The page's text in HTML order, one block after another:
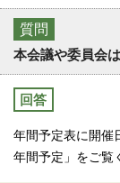
質問
本会議や委員会
回答
年間予定表に開催
年間予定」をご覧